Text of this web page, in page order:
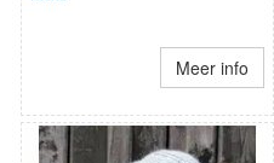
Meer info